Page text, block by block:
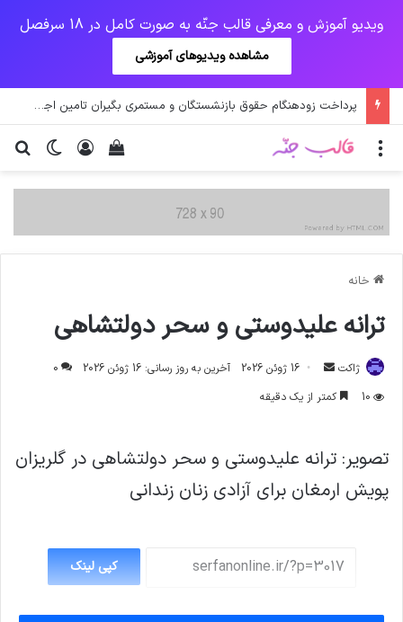
ویدیو آموزش و معرفی قالب جنّه به صورت کامل در 18 سرفصل
مشاهده ویدیوهای آموزشی
پرداخت حقوق کارکنان دستگاه‌ها در سال ۱۴۰۰ منوط به ثبت اطلاعات کارکنان در سامانه شد
تغییر ورود
دیدن سبد خرید منو
خانه
ترانه علیدوستی و سحر دولتشاهی
ژاکت
ارسال
ایمیل
16 ژوئن 2026 آخرین به روز رسانی: 16 ژوئن 2026
0
10
کمتر از یک دقیقه
تصویر: ترانه علیدوستی و سحر دولتشاهی در گلریزان
پویش ارمغان برای آزادی زنان زندانی
کپی لینک